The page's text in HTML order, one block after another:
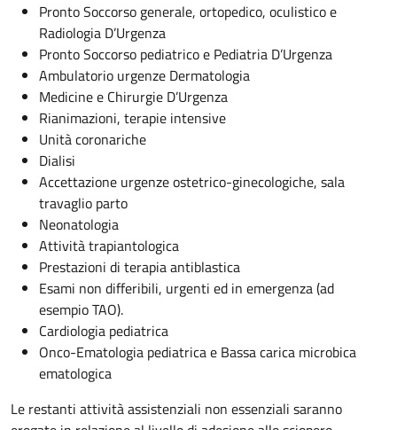
Pronto Soccorso generale, ortopedico, oculistico e
Radiologia D’Urgenza
Pronto Soccorso pediatrico e Pediatria D’Urgenza
Ambulatorio urgenze Dermatologia
Medicine e Chirurgie D’Urgenza
Rianimazioni, terapie intensive
Unità coronariche
Dialisi
Accettazione urgenze ostetrico-ginecologiche, sala
travaglio parto
Neonatologia
Attività trapiantologica
Prestazioni di terapia antiblastica
Esami non differibili, urgenti ed in emergenza (ad
esempio TAO).
Cardiologia pediatrica
Onco-Ematologia pediatrica e Bassa carica microbica
ematologica
Le restanti attività assistenziali non essenziali saranno